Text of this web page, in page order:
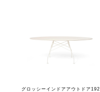
グロッシーインドアアウトドア192